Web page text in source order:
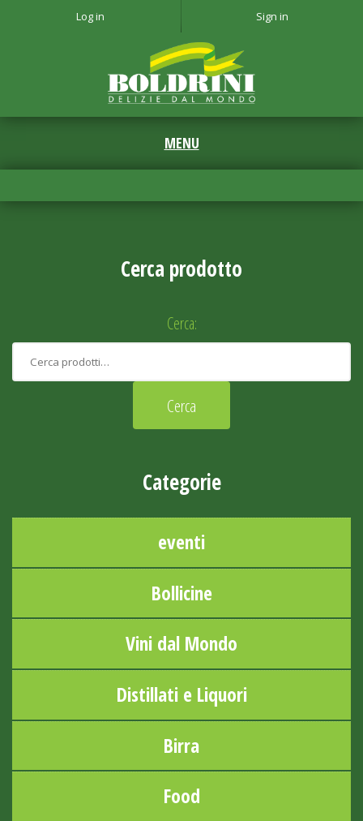
Log in Sign in
Cerca prodotto
Cerca:
Categorie
eventi
Bollicine
Vini dal Mondo
Distillati e Liquori
Birra
Food